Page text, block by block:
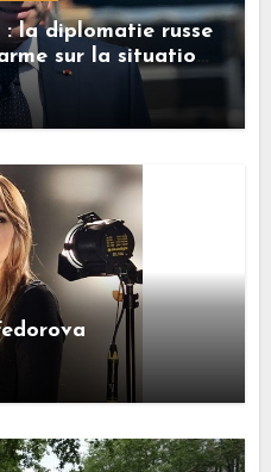
: la diplomatie russe
sur la situation